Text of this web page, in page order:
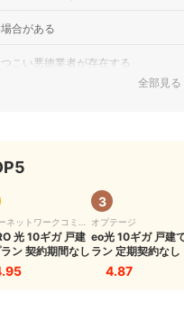
合がある
こい悪徳業者が存在する
が安くなるケースが多い
必要がない
合がある
光への乗り換えが簡単
全部見る
ネットワークコミュ
ションズ
光 10ギガ 戸建
ン 契約期間なし
3
オプテージ
eo光 10ギガ 戸建
ラン 定期契約なし
4.87